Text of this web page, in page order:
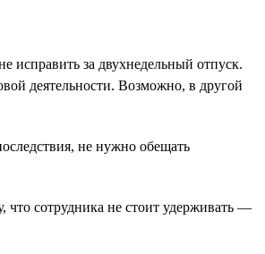
исправить за двухнедельный отпуск.
деятельности. Возможно, в другой
не нужно обещать
сотрудника не стоит удерживать —